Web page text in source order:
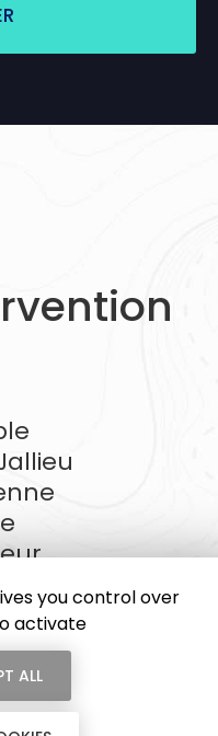
you control over
activate
ALL